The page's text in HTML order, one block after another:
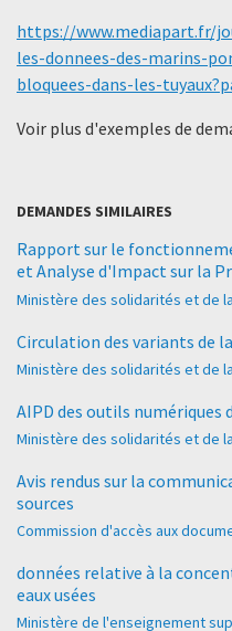
https://www.mediapart.fr/
les-donnees-des-marins-
bloquees-dans-les-
Voir plus d'exemples de
DEMANDES SIMILAIRES
Rapport sur le
et Analyse d'Impact sur la
Ministère des solidarités et de
Circulation des variants de
Ministère des solidarités et de
AIPD des outils numériques
Ministère des solidarités et de
Avis rendus sur la
sources
Commission d'accès aux
données relative à la
eaux usées
Ministère de l'enseignement